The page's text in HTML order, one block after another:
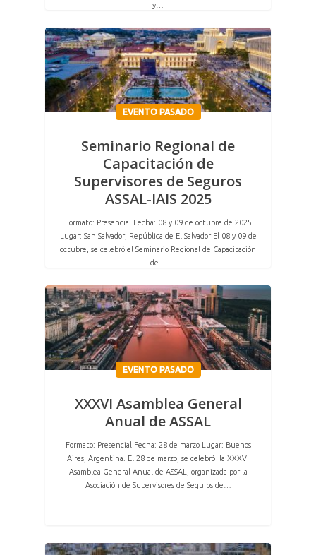
y…
EVENTO PASADO
Seminario Regional de
Capacitación de
Supervisores de Seguros
ASSAL-IAIS 2025
Formato: Presencial Fecha: 08 y 09 de octubre de 2025
Lugar: San Salvador, República de El Salvador El 08 y 09 de
octubre, se celebró el Seminario Regional de Capacitación
de…
EVENTO PASADO
XXXVI Asamblea General
Anual de ASSAL
Formato: Presencial Fecha: 28 de marzo Lugar: Buenos
Aires, Argentina. El 28 de marzo, se celebró la XXXVI
Asamblea General Anual de ASSAL, organizada por la
Asociación de Supervisores de Seguros de…